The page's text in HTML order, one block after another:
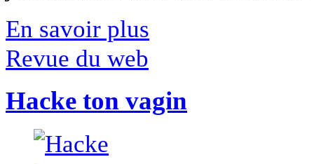
En savoir plus
Revue du web
Hacke ton vagin